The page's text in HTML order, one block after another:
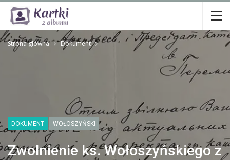
Strona główna Dokument
DOKUMENT WOŁOSZYŃSKI
Zwolnienie ks. Wołoszyńskiego z